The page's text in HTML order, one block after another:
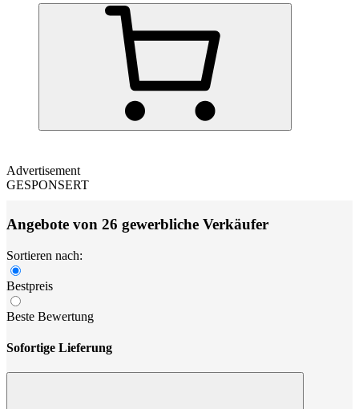
Advertisement
GESPONSERT
Angebote von 26 gewerbliche Verkäufer
Sortieren nach:
Bestpreis
Beste Bewertung
Sofortige Lieferung